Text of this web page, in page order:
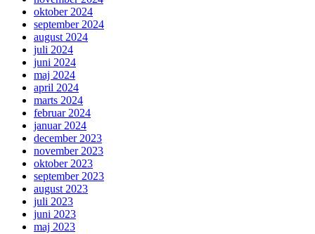
oktober 2024
september 2024
august 2024
juli 2024
juni 2024
maj 2024
april 2024
marts 2024
februar 2024
januar 2024
december 2023
november 2023
oktober 2023
september 2023
august 2023
juli 2023
juni 2023
maj 2023